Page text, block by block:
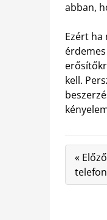
abban,
Ezért
kell.
«
telefon